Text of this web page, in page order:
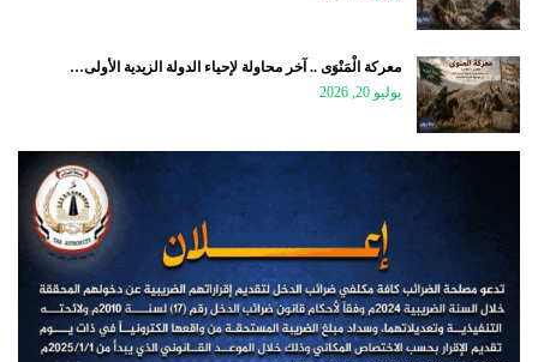
معركة الْمَنْوَى .. آخر محاولة لإحياء الدولة الزيدية الأولى…
يوليو 20, 2026